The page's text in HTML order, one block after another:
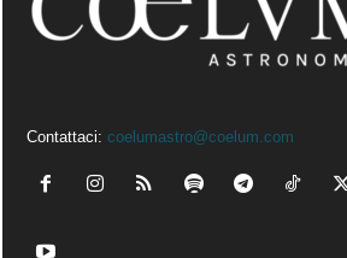
Contattaci: coelumastro@coelum.com